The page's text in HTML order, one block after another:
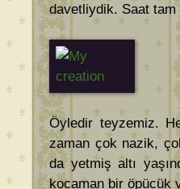
davetliydik. Saat tam
Öyledir teyzemiz.
zaman çok nazik,
da yetmiş altı
kocaman bir öpücük